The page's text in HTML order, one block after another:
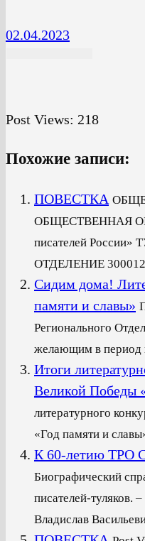
02.04.2023
Post Views: 218
Похожие записи:
ПОВЕСТКА
ОБЩЕСТВЕННАЯ
писателей
ОТДЕЛЕНИЕ 300012,
Сидим дома!
памяти и славы»
Регионального
желающим в период
Итоги
Великой Победы
литературного
«Год памяти и
К 60-летию ТРО
Биографический
писателей-
Владислав